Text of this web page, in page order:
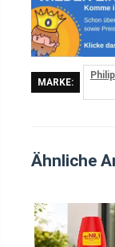
MARKE:
Ähnliche